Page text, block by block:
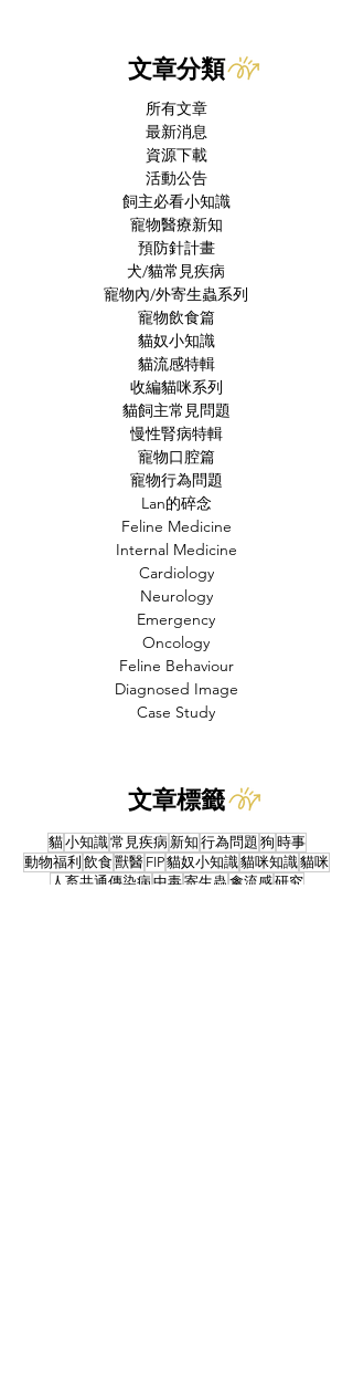
文章分類
所有文章
最新消息
資源下載
活動公告
飼主必看小知識
寵物醫療新知
預防針計畫
犬/貓常見疾病
寵物內/外寄生蟲系列
寵物飲食篇
貓奴小知識
貓流感特輯
收編貓咪系列
貓飼主常見問題
慢性腎病特輯
寵物口腔篇
寵物行為問題
Lan的碎念
Feline Medicine
Internal Medicine
Cardiology
Neurology
Emergency
Oncology
Feline Behaviour
Diagnosed Image
Case Study
文章標籤
貓小知識常見疾病 新知 行為問題 狗 時事
動物福利 飲食獸醫 FIP貓奴小知識貓咪知識貓咪
人畜共通傳染病中毒寄生蟲禽流感研究